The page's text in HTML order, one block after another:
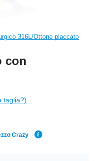
316L/Ottone placcato
con
taglia?)
Crazy